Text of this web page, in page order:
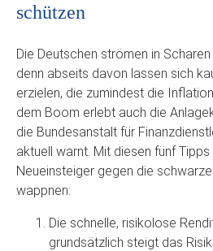
schützen
Die Deutschen strömen in
denn abseits davon lassen sich
erzielen, die zumindest die
dem Boom erlebt auch die
die Bundesanstalt für
aktuell warnt. Mit diesen fünf
Neueinsteiger gegen die
wappnen:
Die schnelle, risikolose
grundsätzlich steigt das